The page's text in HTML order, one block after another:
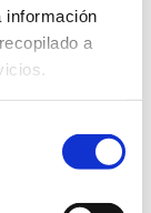
información
a
Ortigosa
al